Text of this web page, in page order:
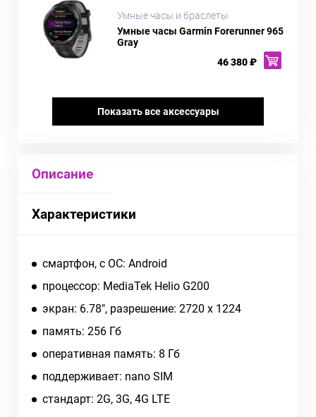
Умные часы и браслеты
Умные часы Garmin Forerunner 965
Gray
46 380 ₽
Показать все аксессуары
Описание
Характеристики
смартфон, c ОС: Android
процессор: MediaTek Helio G200
экран: 6.78", разрешение: 2720 x 1224
память: 256 Гб
оперативная память: 8 Гб
поддерживает: nano SIM
cтандарт: 2G, 3G, 4G LTE